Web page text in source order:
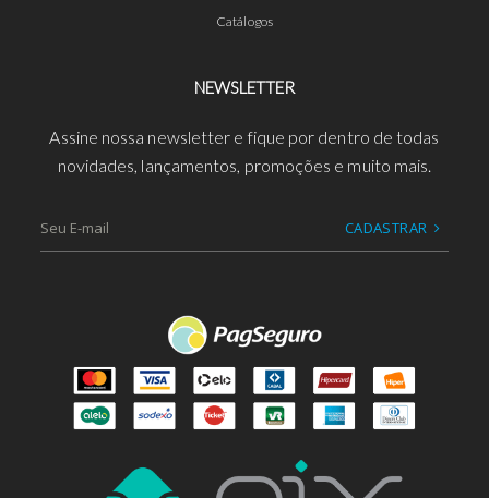
Catálogos
NEWSLETTER
Assine nossa newsletter e fique por dentro de todas
novidades, lançamentos, promoções e muito mais.
CADASTRAR